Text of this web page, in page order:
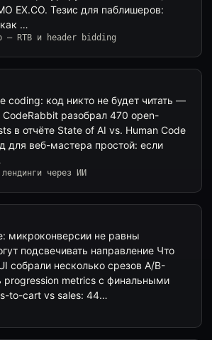
EX.CO. Тезис для паблишеров:
…
— RTB и header bidding
coding: код никто не будет читать —
CodeRabbit разобрал 470 open-
в отчёте State of AI vs. Human Code
для веб-мастера простой: если
через ИИ
микроконверсии не равны
подсвечивать направление Что
собрали несколько срезов A/B-
progression metrics с финальными
to-cart vs sales: 44…